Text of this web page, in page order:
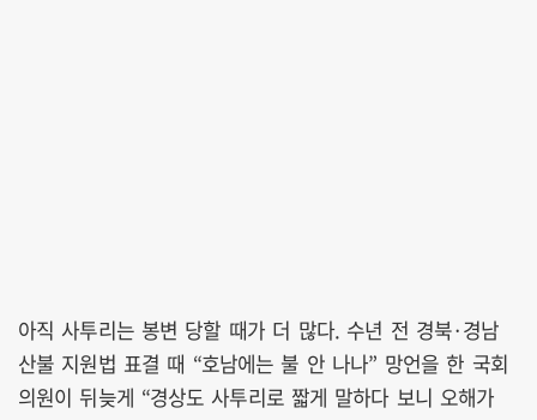
아직 사투리는 봉변 당할 때가 더 많다. 수년 전 경북·경남
산불 지원법 표결 때 “호남에는 불 안 나나” 망언을 한 국회
의원이 뒤늦게 “경상도 사투리로 짧게 말하다 보니 오해가